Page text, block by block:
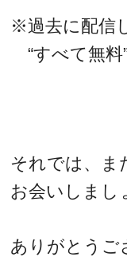
※過去に配信
“すべて無料
それでは、ま
お会いしまし
ありがとうご